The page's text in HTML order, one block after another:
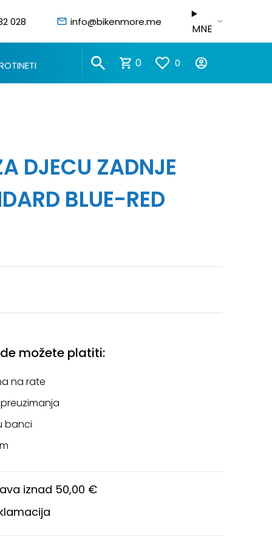
028 info@bikenmore.me
MNE
0 0
DJECU ZADNJE
BLUE-RED
možete platiti:
na rate
banci
iznad 50,00 €